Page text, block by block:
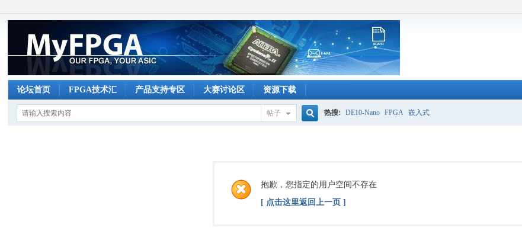
论坛首页 FPGA技术汇 产品支持专区 大赛讨论区 资源下载
帖子
索
热搜: DE10-Nano FPGA 嵌入式
抱歉，您指定的用户空间不存在
[ 点击这里返回上一页 ]